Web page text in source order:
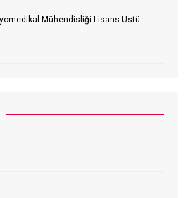
Mühendisliği Lisans Üstü